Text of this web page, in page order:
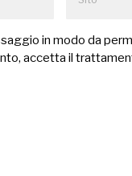
in modo da
accetta il